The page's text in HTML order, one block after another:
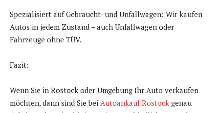
Spezialisiert auf Gebraucht- und Unfallwagen: Wir kaufen
Autos in jedem Zustand – auch Unfallwagen oder
Fahrzeuge ohne TÜV.
Fazit:
Wenn Sie in Rostock oder Umgebung Ihr Auto verkaufen
möchten, dann sind Sie bei Autoankauf Rostock genau